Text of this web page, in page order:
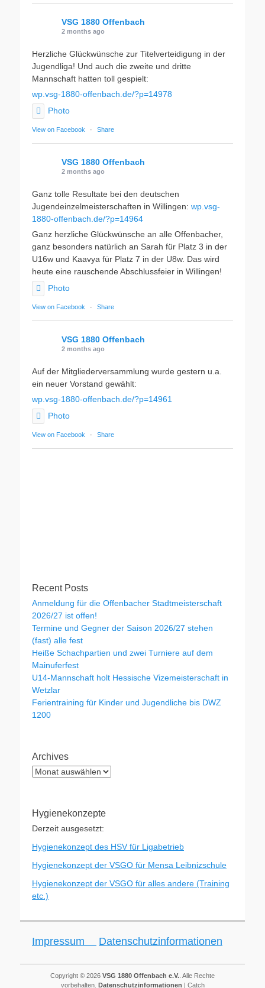
VSG 1880 Offenbach
2 months ago
Herzliche Glückwünsche zur Titelverteidigung in der
Jugendliga! Und auch die zweite und dritte
Mannschaft hatten toll gespielt:
wp.vsg-1880-offenbach.de/?p=14978
Photo
View on Facebook · Share
VSG 1880 Offenbach
2 months ago
Ganz tolle Resultate bei den deutschen
Jugendeinzelmeisterschaften in Willingen: wp.vsg-
1880-offenbach.de/?p=14964
Ganz herzliche Glückwünsche an alle Offenbacher,
ganz besonders natürlich an Sarah für Platz 3 in der
U16w und Kaavya für Platz 7 in der U8w. Das wird
heute eine rauschende Abschlussfeier in Willingen!
Photo
View on Facebook · Share
VSG 1880 Offenbach
2 months ago
Auf der Mitgliederversammlung wurde gestern u.a.
ein neuer Vorstand gewählt:
wp.vsg-1880-offenbach.de/?p=14961
Photo
View on Facebook · Share
Recent Posts
Anmeldung für die Offenbacher Stadtmeisterschaft
2026/27 ist offen!
Termine und Gegner der Saison 2026/27 stehen
(fast) alle fest
Heiße Schachpartien und zwei Turniere auf dem
Mainuferfest
U14-Mannschaft holt Hessische Vizemeisterschaft in
Wetzlar
Ferientraining für Kinder und Jugendliche bis DWZ
1200
Archives
Archives
Hygienekonzepte
Derzeit ausgesetzt:
Hygienekonzept des HSV für Ligabetrieb
Hygienekonzept der VSGO für Mensa Leibnizschule
Hygienekonzept der VSGO für alles andere (Training
etc.)
Impressum Datenschutzinformationen
Copyright © 2026 VSG 1880 Offenbach e.V. . Alle Rechte
vorbehalten. Datenschutzinformationen | Catch